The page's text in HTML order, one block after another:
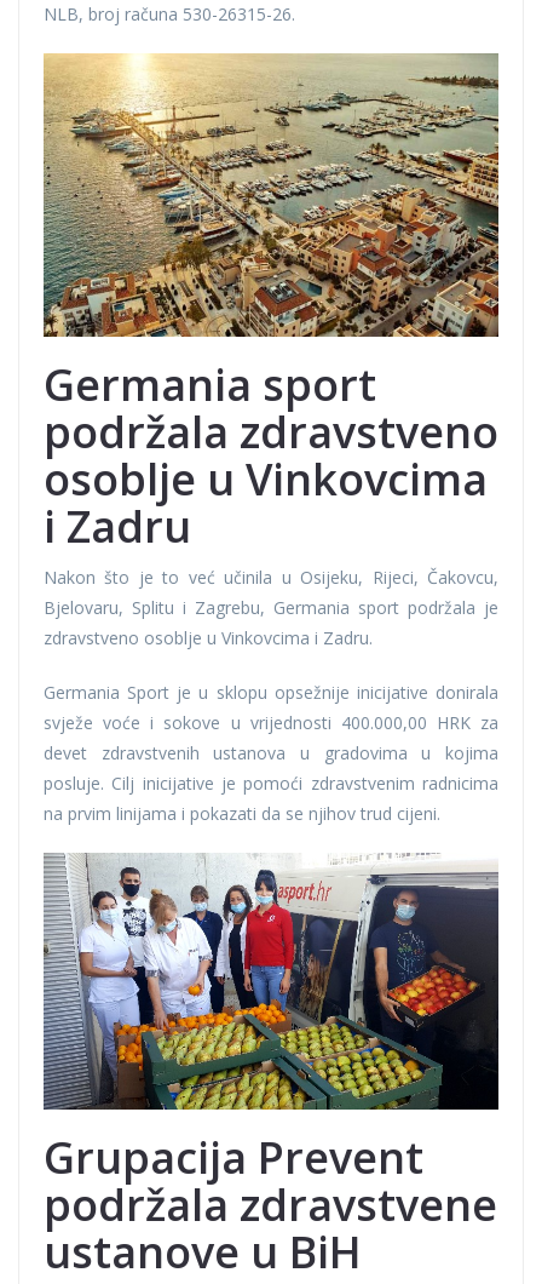
NLB, broj računa 530-26315-26.
Germania sport
podržala zdravstveno
osoblje u Vinkovcima
i Zadru
Nakon što je to već učinila u Osijeku, Rijeci, Čakovcu,
Bjelovaru, Splitu i Zagrebu, Germania sport podržala je
zdravstveno osoblje u Vinkovcima i Zadru.
Germania Sport je u sklopu opsežnije inicijative donirala
svježe voće i sokove u vrijednosti 400.000,00 HRK za
devet zdravstvenih ustanova u gradovima u kojima
posluje. Cilj inicijative je pomoći zdravstvenim radnicima
na prvim linijama i pokazati da se njihov trud cijeni.
Grupacija Prevent
podržala zdravstvene
ustanove u BiH